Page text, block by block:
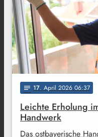
notes 17. April 2026 06:37
Leichte Erholung
Handwerk
Das ostbayerische